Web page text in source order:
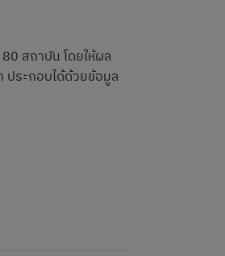
สถาบัน โดยให้ผล
ประกอบได้ด้วยข้อมูล